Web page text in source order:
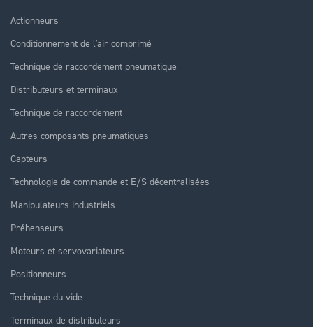
Actionneurs
Conditionnement de l'air comprimé
Technique de raccordement pneumatique
Distributeurs et terminaux
Technique de raccordement
Autres composants pneumatiques
Capteurs
Technologie de commande et E/S décentralisées
Manipulateurs industriels
Préhenseurs
Moteurs et servovariateurs
Positionneurs
Technique du vide
Terminaux de distributeurs